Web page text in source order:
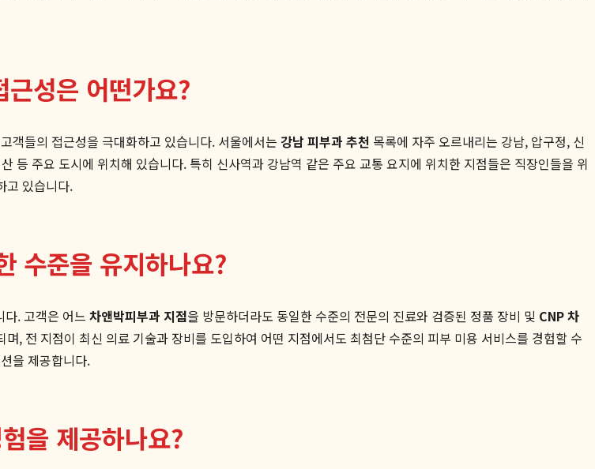
성은 어떤가요?
객들의 접근성을 극대화하고 있습니다. 서울에서는 강남 피부과 추천 목록에 자주 오르내리는 강남, 압구정, 신
등 주요 도시에 위치해 있습니다. 특히 신사역과 강남역 같은 주요 교통 요지에 위치한 지점들은 직장인들을 위
고 있습니다.
수준을 유지하나요?
. 고객은 어느 차앤박피부과 지점을 방문하더라도 동일한 수준의 전문의 진료와 검증된 정품 장비 및 CNP 차
, 전 지점이 최신 의료 기술과 장비를 도입하여 어떤 지점에서도 최첨단 수준의 피부 미용 서비스를 경험할 수
을 제공합니다.
을 제공하나요?